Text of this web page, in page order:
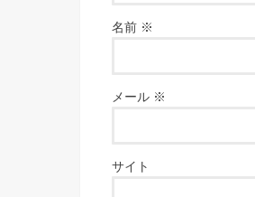
名前 ※
メール ※
サイト